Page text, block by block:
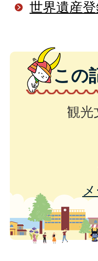
世界遺産
この
観光